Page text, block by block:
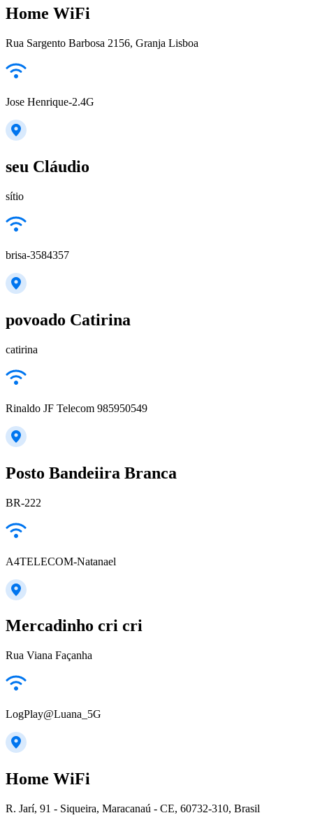
Home WiFi
Rua Sargento Barbosa 2156, Granja Lisboa
Jose Henrique-2.4G
seu Cláudio
sítio
brisa-3584357
povoado Catirina
catirina
Rinaldo JF Telecom 985950549
Posto Bandeiira Branca
BR-222
A4TELECOM-Natanael
Mercadinho cri cri
Rua Viana Façanha
LogPlay@Luana_5G
Home WiFi
R. Jarí, 91 - Siqueira, Maracanaú - CE, 60732-310, Brasil